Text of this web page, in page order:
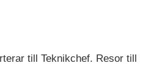
till Teknikchef. Resor till